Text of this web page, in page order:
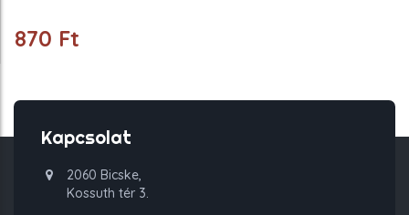
870 Ft
Kapcsolat
2060 Bicske,
Kossuth tér 3.